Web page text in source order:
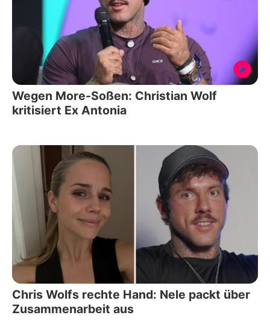
Wegen More-Soßen: Christian Wolf
kritisiert Ex Antonia
Chris Wolfs rechte Hand: Nele packt über
Zusammenarbeit aus